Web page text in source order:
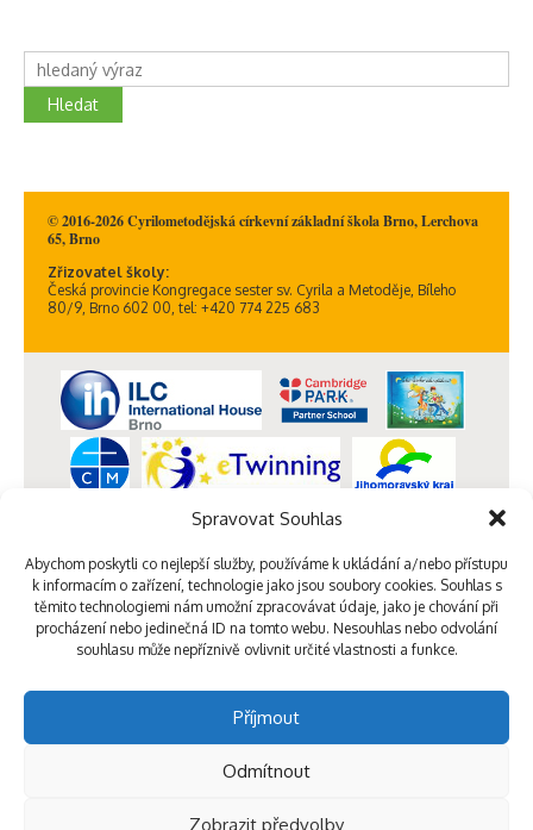
Spravovat Souhlas
Abychom poskytli co nejlepší služby, používáme k ukládání a/nebo přístupu
k informacím o zařízení, technologie jako jsou soubory cookies. Souhlas s
těmito technologiemi nám umožní zpracovávat údaje, jako je chování při
procházení nebo jedinečná ID na tomto webu. Nesouhlas nebo odvolání
souhlasu může nepříznivě ovlivnit určité vlastnosti a funkce.
Příjmout
Odmítnout
Zobrazit předvolby
Hledat
© 2016-2026 Cyrilometodějská církevní základní škola Brno, Lerchova
65, Brno
Zřizovatel školy:
Česká provincie Kongregace sester sv. Cyrila a Metoděje, Bíleho
80/9, Brno 602 00, tel: +420 774 225 683